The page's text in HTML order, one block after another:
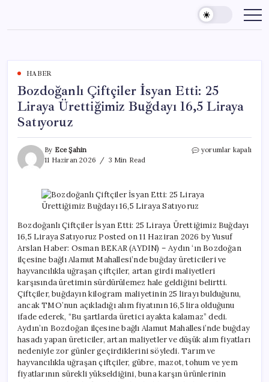
content
HABER
Bozdoğanlı Çiftçiler İsyan Etti: 25
Liraya Ürettiğimiz Buğdayı 16,5 Liraya
Satıyoruz
By Ece Şahin
11 Haziran 2026
3 Min Read
Bozdoğanlı
Liraya
Buğdayı
16,5
Liraya
Satıyoruz
için
yorumlar kapalı
Bozdoğanlı Çiftçiler İsyan Etti: 25 Liraya Ürettiğimiz Buğdayı
16,5 Liraya Satıyoruz Posted on 11 Haziran 2026 by Yusuf
Arslan Haber: Osman BEKAR (AYDIN) – Aydın ‘ın Bozdoğan
ilçesine bağlı Alamut Mahallesi’nde buğday üreticileri ve
hayvancılıkla uğraşan çiftçiler, artan girdi maliyetleri
karşısında üretimin sürdürülemez hale geldiğini belirtti.
Çiftçiler, buğdayın kilogram maliyetinin 25 lirayı bulduğunu,
ancak TMO’nun açıkladığı alım fiyatının 16,5 lira olduğunu
ifade ederek, “Bu şartlarda üretici ayakta kalamaz” dedi.
Aydın’ın Bozdoğan ilçesine bağlı Alamut Mahallesi’nde buğday
hasadı yapan üreticiler, artan maliyetler ve düşük alım fiyatları
nedeniyle zor günler geçirdiklerini söyledi. Tarım ve
hayvancılıkla uğraşan çiftçiler, gübre, mazot, tohum ve yem
fiyatlarının sürekli yükseldiğini, buna karşın ürünlerinin